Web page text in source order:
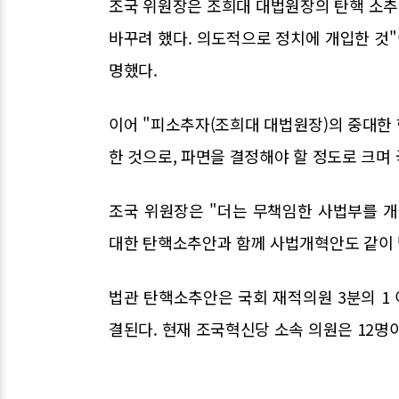
조국 위원장은 조희대 대법원장의 탄핵 소
바꾸려 했다. 의도적으로 정치에 개입한
명했다.
이어 "피소추자(조희대 대법원장)의 중대
한 것으로, 파면을 결정해야 할 정도로 크
조국 위원장은 "더는 무책임한 사법부를
대한 탄핵소추안과 함께 사법개혁안도 같
법관 탄핵소추안은 국회 재적의원 3분의
결된다. 현재 조국혁신당 소속 의원은 12명